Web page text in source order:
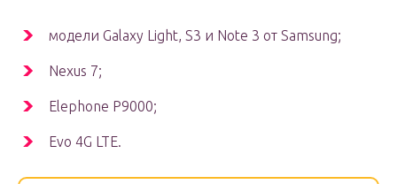
модели Galaxy Light, S3 и Note 3 от Samsung;
Nexus 7;
Elephone P9000;
Evo 4G LTE.